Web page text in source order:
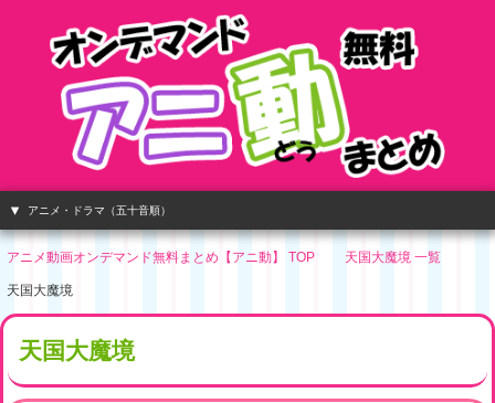
アニメ・ドラマ（五十音順）
アニメ動画オンデマンド無料まとめ【アニ動】 TOP 天国大魔境 一覧
天国大魔境
天国大魔境